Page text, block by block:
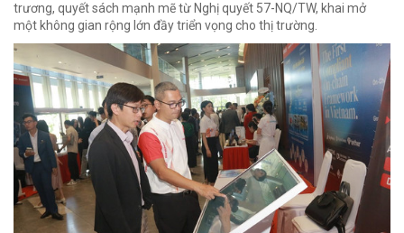
trương, quyết sách mạnh mẽ từ Nghị quyết 57-NQ/TW, khai mở
một không gian rộng lớn đầy triển vọng cho thị trường.